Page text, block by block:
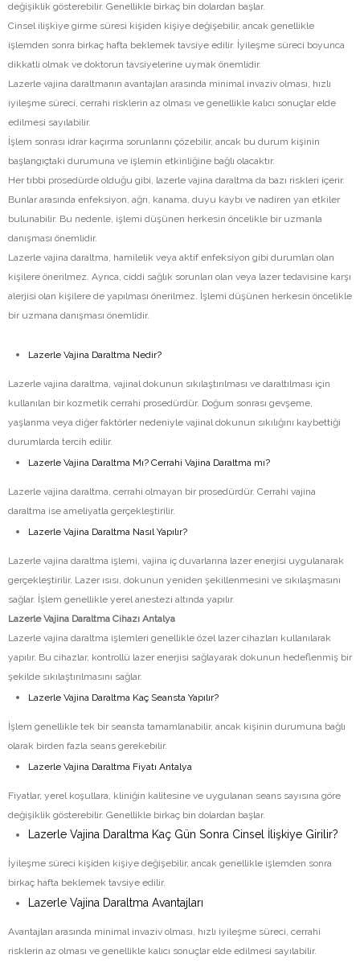
değişiklik gösterebilir. Genellikle birkaç bin dolardan başlar.
Cinsel ilişkiye girme süresi kişiden kişiye değişebilir, ancak genellikle
işlemden sonra birkaç hafta beklemek tavsiye edilir. İyileşme süreci boyunca
dikkatli olmak ve doktorun tavsiyelerine uymak önemlidir.
Lazerle vajina daraltmanın avantajları arasında minimal invaziv olması, hızlı
iyileşme süreci, cerrahi risklerin az olması ve genellikle kalıcı sonuçlar elde
edilmesi sayılabilir.
İşlem sonrası idrar kaçırma sorunlarını çözebilir, ancak bu durum kişinin
başlangıçtaki durumuna ve işlemin etkinliğine bağlı olacaktır.
Her tıbbi prosedürde olduğu gibi, lazerle vajina daraltma da bazı riskleri içerir.
Bunlar arasında enfeksiyon, ağrı, kanama, duyu kaybı ve nadiren yan etkiler
bulunabilir. Bu nedenle, işlemi düşünen herkesin öncelikle bir uzmanla
danışması önemlidir.
Lazerle vajina daraltma, hamilelik veya aktif enfeksiyon gibi durumları olan
kişilere önerilmez. Ayrıca, ciddi sağlık sorunları olan veya lazer tedavisine karşı
alerjisi olan kişilere de yapılması önerilmez. İşlemi düşünen herkesin öncelikle
bir uzmana danışması önemlidir.
Lazerle Vajina Daraltma Nedir?
Lazerle vajina daraltma, vajinal dokunun sıkılaştırılması ve daraltılması için
kullanılan bir kozmetik cerrahi prosedürdür. Doğum sonrası gevşeme,
yaşlanma veya diğer faktörler nedeniyle vajinal dokunun sıkılığını kaybettiği
durumlarda tercih edilir.
Lazerle Vajina Daraltma Mı? Cerrahi Vajina Daraltma mı?
Lazerle vajina daraltma, cerrahi olmayan bir prosedürdür. Cerrahi vajina
daraltma ise ameliyatla gerçekleştirilir.
Lazerle Vajina Daraltma Nasıl Yapılır?
Lazerle vajina daraltma işlemi, vajina iç duvarlarına lazer enerjisi uygulanarak
gerçekleştirilir. Lazer ısısı, dokunun yeniden şekillenmesini ve sıkılaşmasını
sağlar. İşlem genellikle yerel anestezi altında yapılır.
Lazerle Vajina Daraltma Cihazı Antalya
Lazerle vajina daraltma işlemleri genellikle özel lazer cihazları kullanılarak
yapılır. Bu cihazlar, kontrollü lazer enerjisi sağlayarak dokunun hedeflenmiş bir
şekilde sıkılaştırılmasını sağlar.
Lazerle Vajina Daraltma Kaç Seansta Yapılır?
İşlem genellikle tek bir seansta tamamlanabilir, ancak kişinin durumuna bağlı
olarak birden fazla seans gerekebilir.
Lazerle Vajina Daraltma Fiyatı Antalya
Fiyatlar, yerel koşullara, kliniğin kalitesine ve uygulanan seans sayısına göre
değişiklik gösterebilir. Genellikle birkaç bin dolardan başlar.
Lazerle Vajina Daraltma Kaç Gün Sonra Cinsel İlişkiye Girilir?
İyileşme süreci kişiden kişiye değişebilir, ancak genellikle işlemden sonra
birkaç hafta beklemek tavsiye edilir.
Lazerle Vajina Daraltma Avantajları
Avantajları arasında minimal invaziv olması, hızlı iyileşme süreci, cerrahi
risklerin az olması ve genellikle kalıcı sonuçlar elde edilmesi sayılabilir.